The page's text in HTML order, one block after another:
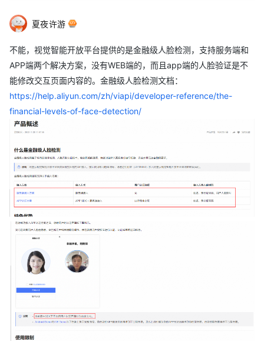
夏夜许游
不能，视觉智能开放平台提供的是金融级人脸检测，支持服务端和
APP端两个解决方案，没有WEB端的，而且app端的人脸验证是不
能修改交互页面内容的。金融级人脸检测文档：
https://help.aliyun.com/zh/viapi/developer-reference/the-
financial-levels-of-face-detection/